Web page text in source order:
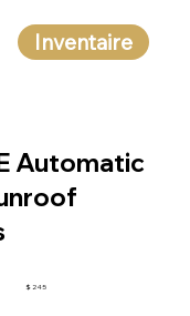
Inventaire
$ 245
Automatic